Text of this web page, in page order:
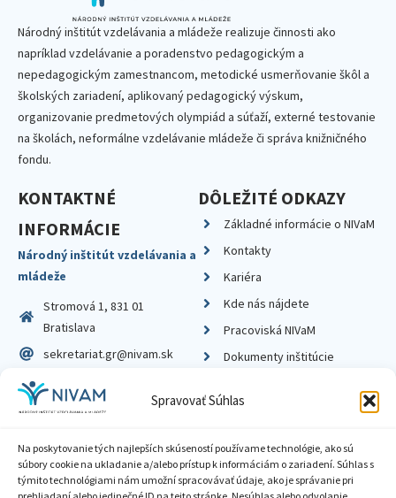
Spravovať Súhlas
Na poskytovanie tých najlepších skúseností používame technológie, ako sú
súbory cookie na ukladanie a/alebo prístup k informáciám o zariadení. Súhlas s
týmito technológiami nám umožní spracovávať údaje, ako je správanie pri
Národný inštitút vzdelávania a mládeže realizuje činnosti ako
napríklad vzdelávanie a poradenstvo pedagogickým a
nepedagogickým zamestnancom, metodické usmerňovanie škôl a
školských zariadení, aplikovaný pedagogický výskum,
organizovanie predmetových olympiád a súťaží, externé testovanie
na školách, neformálne vzdelávanie mládeže či správa knižničného
fondu.
KONTAKTNÉ
INFORMÁCIE
Národný inštitút vzdelávania a
mládeže
Stromová 1, 831 01
Bratislava
sekretariat.gr@nivam.sk
IČO: 00164348
DIČ: 2020798714
DÔLEŽITÉ ODKAZY
Základné informácie o NIVaM
Kontakty
Kariéra
Kde nás nájdete
Pracoviská NIVaM
Dokumenty inštitúcie